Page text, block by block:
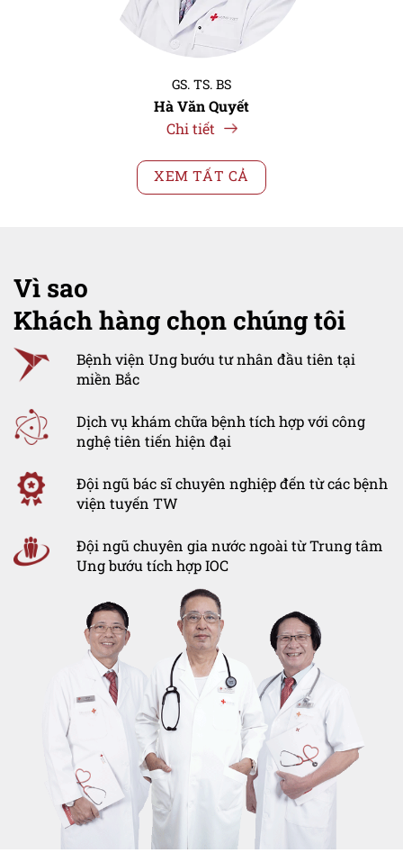
GS. TS. BS
Hà Văn Quyết
Chi tiết
XEM TẤT CẢ
Vì sao
Khách hàng chọn chúng tôi
Bệnh viện Ung bướu tư nhân đầu tiên tại
miền Bắc
Dịch vụ khám chữa bệnh tích hợp với công
nghệ tiên tiến hiện đại
Đội ngũ bác sĩ chuyên nghiệp đến từ các bệnh
viện tuyến TW
Đội ngũ chuyên gia nước ngoài từ Trung tâm
Ung bướu tích hợp IOC